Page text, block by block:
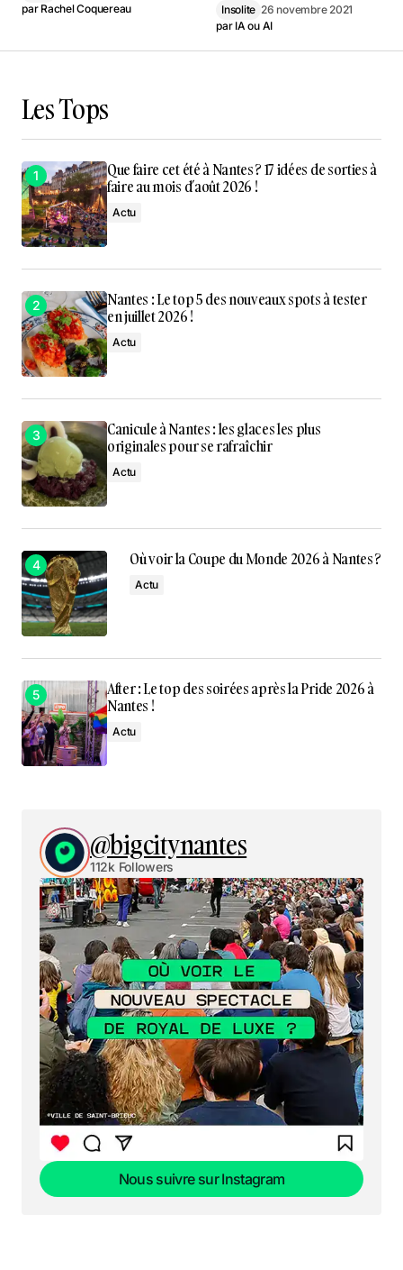
par Rachel Coquereau Insolite 26 novembre 2021
par IA ou AI
Les Tops
Que faire cet été à Nantes ? 17 idées de sorties à
faire au mois d’août 2026 !
Actu
Nantes : Le top 5 des nouveaux spots à tester
en juillet 2026 !
Actu
Canicule à Nantes : les glaces les plus
originales pour se rafraîchir
Actu
Où voir la Coupe du Monde 2026 à Nantes ?
Actu
After : Le top des soirées après la Pride 2026 à
Nantes !
Actu
@bigcitynantes
112k Followers
Nous suivre sur Instagram